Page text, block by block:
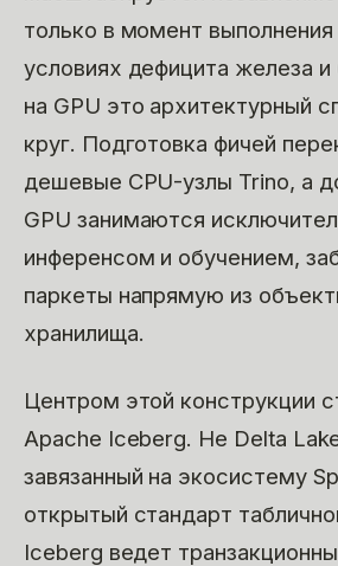
только в момент выполнения
условиях дефицита железа
на GPU это архитектурный
круг. Подготовка фичей
дешевые CPU-узлы Trino, а
GPU занимаются
инференсом и обучением,
паркеты напрямую из
хранилища.
Центром этой конструкции
Apache Iceberg. Не Delta
завязанный на экосистему
открытый стандарт
Iceberg ведет